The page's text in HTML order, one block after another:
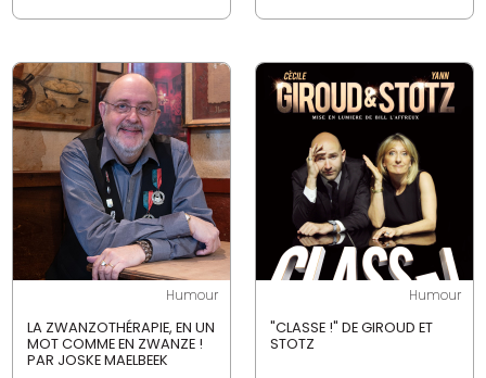
Humour
LA ZWANZOTHÉRAPIE, EN UN
MOT COMME EN ZWANZE !
PAR JOSKE MAELBEEK
Humour
"CLASSE !" DE GIROUD ET
STOTZ